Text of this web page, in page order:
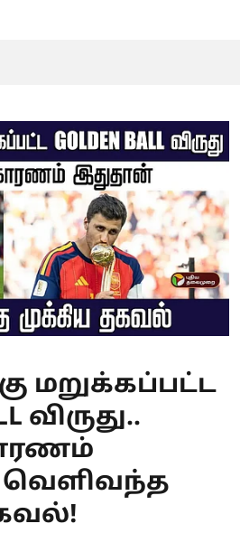
மறுக்கப்பட்ட
விருது..
வெளிவந்த